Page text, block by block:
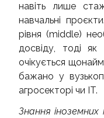
навіть лише
навчальні
рівня (middle)
досвіду, тоді
очікується
бажано у
агросекторі чи IT.
Знання